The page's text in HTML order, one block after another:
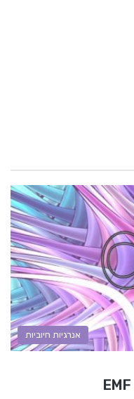
אנרגיות חיוביות